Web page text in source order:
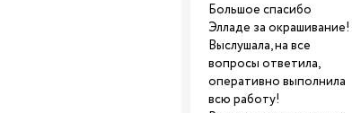
Большое спасибо
Элладе за окрашивание!
Выслушала, на все
вопросы ответила,
оперативно выполнила
всю работу!